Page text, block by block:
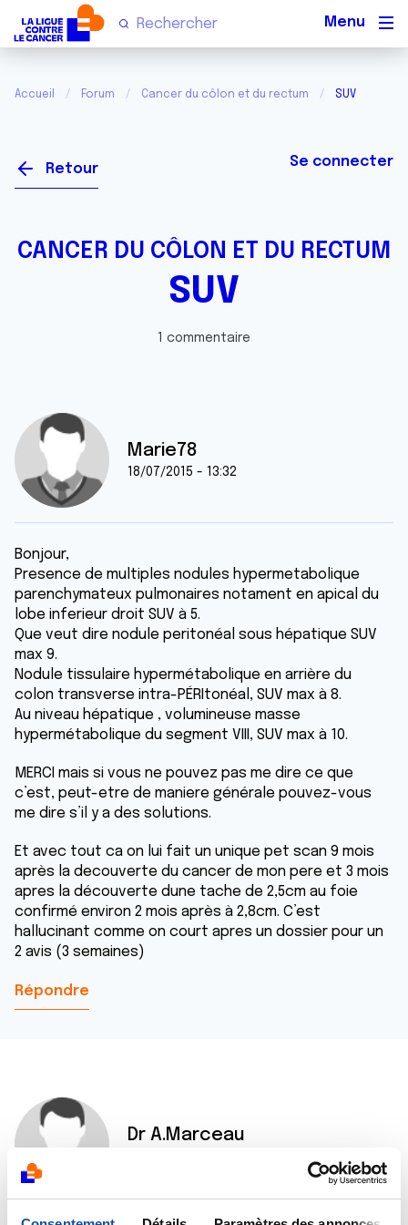
Accueil Forum Cancer du côlon et du rectum SUV
Retour Se connecter
CANCER DU CÔLON ET DU RECTUM
SUV
1 commentaire
Marie78
18/07/2015 - 13:32
Bonjour,
Presence de multiples nodules hypermetabolique
parenchymateux pulmonaires notament en apical du
lobe inferieur droit SUV à 5.
Que veut dire nodule peritonéal sous hépatique SUV
max 9.
Nodule tissulaire hypermétabolique en arrière du
colon transverse intra-PÉRItonéal, SUV max à 8.
Au niveau hépatique , volumineuse masse
hypermétabolique du segment VIII, SUV max à 10.
MERCI mais si vous ne pouvez pas me dire ce que
c’est, peut-etre de maniere générale pouvez-vous
me dire s’il y a des solutions.
Et avec tout ca on lui fait un unique pet scan 9 mois
après la decouverte du cancer de mon pere et 3 mois
apres la découverte dune tache de 2,5cm au foie
confirmé environ 2 mois après à 2,8cm. C’est
hallucinant comme on court apres un dossier pour un
2 avis (3 semaines)
Répondre
Dr A.Marceau